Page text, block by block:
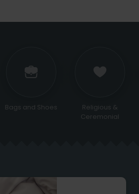
Bags and Shoes
Religious &
Ceremonial